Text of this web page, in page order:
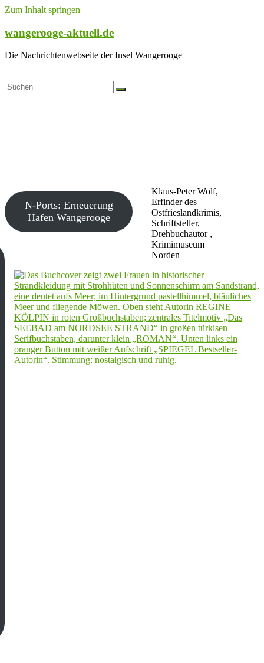
Zum Inhalt springen
wangerooge-aktuell.de
Die Nachrichtenwebseite der Insel Wangerooge
Klaus-Peter Wolf,
Erfinder des
Ostfrieslandkrimis,
Schriftsteller,
Drehbuchautor ,
Krimimuseum
Norden
N-Ports: Erneuerung
Hafen Wangerooge